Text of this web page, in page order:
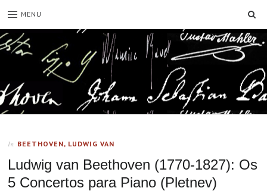
MENU
In BEETHOVEN, LUDWIG VAN
Ludwig van Beethoven (1770-1827): Os
5 Concertos para Piano (Pletnev)